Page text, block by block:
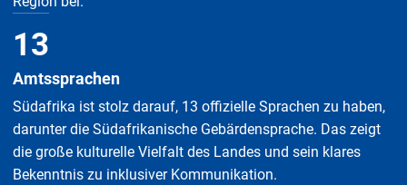
13
Amtssprachen
Südafrika ist stolz darauf, 13 offizielle Sprachen zu haben,
darunter die Südafrikanische Gebärdensprache. Das zeigt
die große kulturelle Vielfalt des Landes und sein klares
Bekenntnis zu inklusiver Kommunikation.